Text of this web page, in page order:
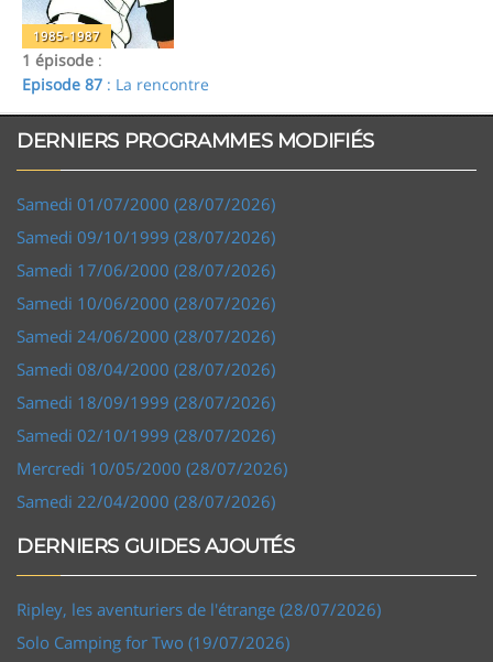
1985-1987
1 épisode :
Episode 87 : La rencontre
DERNIERS PROGRAMMES MODIFIÉS
Samedi 01/07/2000 (28/07/2026)
Samedi 09/10/1999 (28/07/2026)
Samedi 17/06/2000 (28/07/2026)
Samedi 10/06/2000 (28/07/2026)
Samedi 24/06/2000 (28/07/2026)
Samedi 08/04/2000 (28/07/2026)
Samedi 18/09/1999 (28/07/2026)
Samedi 02/10/1999 (28/07/2026)
Mercredi 10/05/2000 (28/07/2026)
Samedi 22/04/2000 (28/07/2026)
DERNIERS GUIDES AJOUTÉS
Ripley, les aventuriers de l'étrange (28/07/2026)
Solo Camping for Two (19/07/2026)